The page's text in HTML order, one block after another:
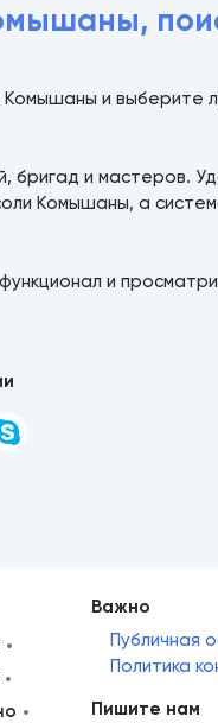
Комышаны и выберите
бригад и мастеров.
Комышаны, а
и
Важно
Публичная
Политика
Пишите нам